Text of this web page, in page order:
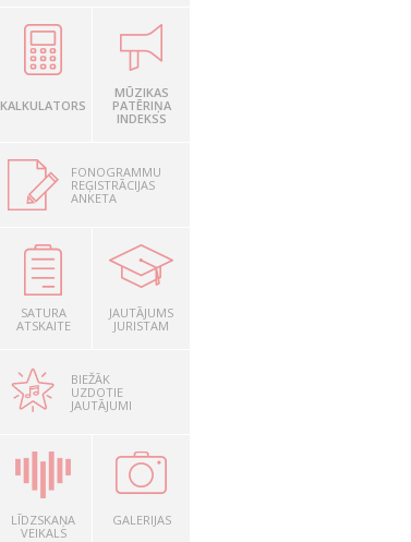
KALKULATORS
MŪZIKAS
PATĒRIŅA
INDEKSS
FONOGRAMMU
REĢISTRĀCIJAS
ANKETA
SATURA
ATSKAITE
JAUTĀJUMS
JURISTAM
BIEŽĀK
UZDOTIE
JAUTĀJUMI
LĪDZSKAŅA
VEIKALS
GALERIJAS